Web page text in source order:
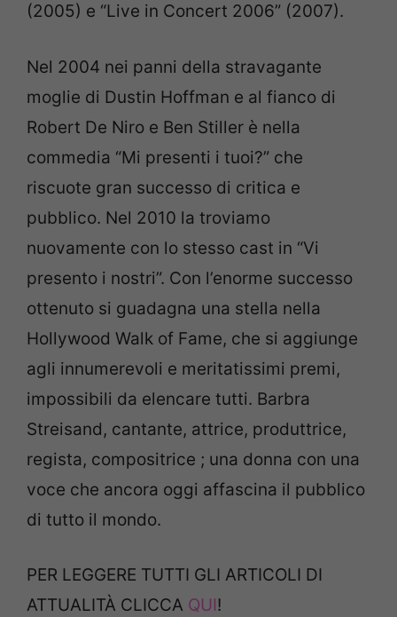
(2005) e “Live in Concert 2006” (2007).
Nel 2004 nei panni della stravagante
moglie di Dustin Hoffman e al fianco di
Robert De Niro e Ben Stiller è nella
commedia “Mi presenti i tuoi?” che
riscuote gran successo di critica e
pubblico. Nel 2010 la troviamo
nuovamente con lo stesso cast in “Vi
presento i nostri”. Con l’enorme successo
ottenuto si guadagna una stella nella
Hollywood Walk of Fame, che si aggiunge
agli innumerevoli e meritatissimi premi,
impossibili da elencare tutti. Barbra
Streisand, cantante, attrice, produttrice,
regista, compositrice ; una donna con una
voce che ancora oggi affascina il pubblico
di tutto il mondo.
PER LEGGERE TUTTI GLI ARTICOLI DI
ATTUALITÀ CLICCA QUI!